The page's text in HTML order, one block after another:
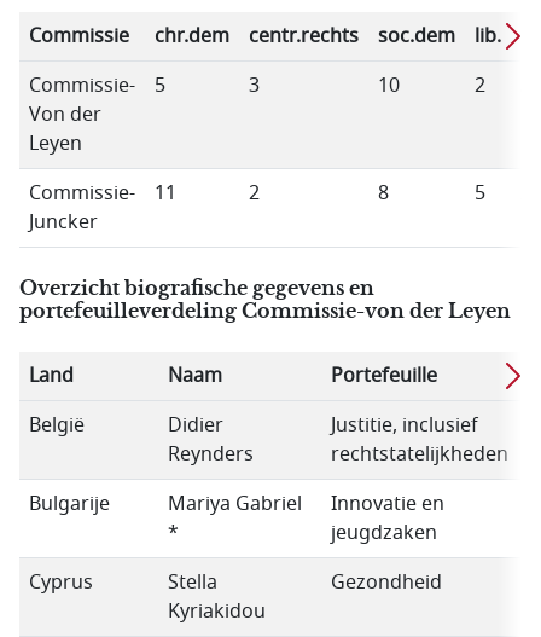
Commissie chr.dem centr.rechts soc.dem lib.
Commissie-
Von der
Leyen
5 3 10 2
Commissie-
Juncker
11 2 8 5
Overzicht biografische gegevens en
portefeuilleverdeling Commissie-von der Leyen
Land Naam Portefeuille
België
Didier
Reynders
Justitie, inclusief
rechtstatelijkheden
Bulgarije
Mariya Gabriel
*
Innovatie en
jeugdzaken
Cyprus
Stella
Kyriakidou
Gezondheid